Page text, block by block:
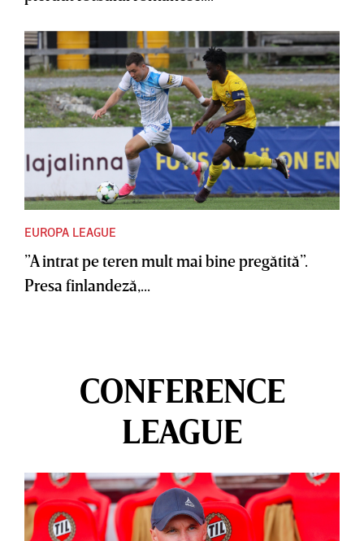
EUROPA LEAGUE
”A intrat pe teren mult mai bine pregătită”.
Presa finlandeză,...
CONFERENCE
LEAGUE